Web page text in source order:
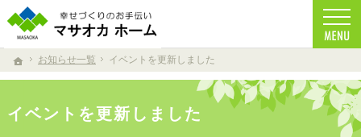
ホーム
お知らせ一覧 イベントを更新しました
イベントを更新しました
家族の健康を考えた家づくりを目指しています。
注文住宅からリフォームまで、自然素材を使用したマサオカホームの家づくり。 天然